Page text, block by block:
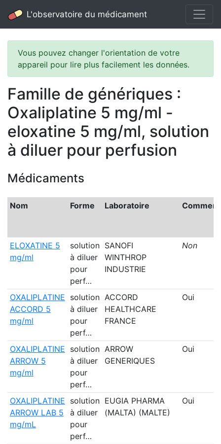
L'observatoire du médicament
Vous pouvez changer l'orientation de votre
appareil pour lire plus facilement les données.
Famille de génériques :
Oxaliplatine 5 mg/ml -
eloxatine 5 mg/ml, solution
à diluer pour perfusion
Médicaments
Nom Forme Laboratoire
ELOXATINE 5
mg/ml
solution
à diluer
pour
perf…
SANOFI
WINTHROP
INDUSTRIE
Non
OXALIPLATINE
ACCORD 5
mg/ml
solution
à diluer
pour
perf…
ACCORD
HEALTHCARE
FRANCE
Oui
OXALIPLATINE
ARROW 5
mg/ml
solution
à diluer
pour
perf…
ARROW
GENERIQUES
Oui
OXALIPLATINE
ARROW LAB 5
mg/mL
solution
à diluer
pour
perf…
EUGIA PHARMA
(MALTA) (MALTE)
Oui